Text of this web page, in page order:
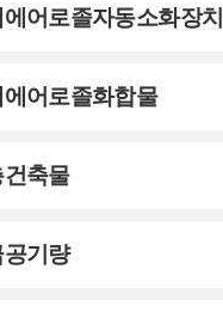
어로졸자동소화장치
어로졸화합물
축물
기량